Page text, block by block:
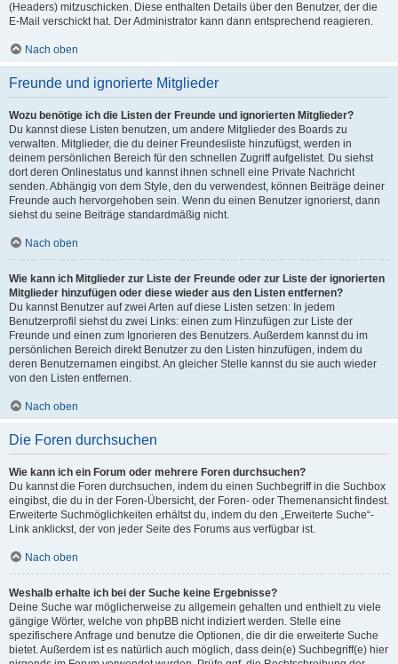
(Headers) mitzuschicken. Diese enthalten Details über den Benutzer, der die
E-Mail verschickt hat. Der Administrator kann dann entsprechend reagieren.
Nach oben
Freunde und ignorierte Mitglieder
Wozu benötige ich die Listen der Freunde und ignorierten Mitglieder?
Du kannst diese Listen benutzen, um andere Mitglieder des Boards zu
verwalten. Mitglieder, die du deiner Freundesliste hinzufügst, werden in
deinem persönlichen Bereich für den schnellen Zugriff aufgelistet. Du siehst
dort deren Onlinestatus und kannst ihnen schnell eine Private Nachricht
senden. Abhängig von dem Style, den du verwendest, können Beiträge deiner
Freunde auch hervorgehoben sein. Wenn du einen Benutzer ignorierst, dann
siehst du seine Beiträge standardmäßig nicht.
Nach oben
Wie kann ich Mitglieder zur Liste der Freunde oder zur Liste der ignorierten
Mitglieder hinzufügen oder diese wieder aus den Listen entfernen?
Du kannst Benutzer auf zwei Arten auf diese Listen setzen: In jedem
Benutzerprofil siehst du zwei Links: einen zum Hinzufügen zur Liste der
Freunde und einen zum Ignorieren des Benutzers. Außerdem kannst du im
persönlichen Bereich direkt Benutzer zu den Listen hinzufügen, indem du
deren Benutzernamen eingibst. An gleicher Stelle kannst du sie auch wieder
von den Listen entfernen.
Nach oben
Die Foren durchsuchen
Wie kann ich ein Forum oder mehrere Foren durchsuchen?
Du kannst die Foren durchsuchen, indem du einen Suchbegriff in die Suchbox
eingibst, die du in der Foren-Übersicht, der Foren- oder Themenansicht findest.
Erweiterte Suchmöglichkeiten erhältst du, indem du den „Erweiterte Suche“-
Link anklickst, der von jeder Seite des Forums aus verfügbar ist.
Nach oben
Weshalb erhalte ich bei der Suche keine Ergebnisse?
Deine Suche war möglicherweise zu allgemein gehalten und enthielt zu viele
gängige Wörter, welche von phpBB nicht indiziert werden. Stelle eine
spezifischere Anfrage und benutze die Optionen, die dir die erweiterte Suche
bietet. Außerdem ist es natürlich auch möglich, dass dein(e) Suchbegriff(e) hier